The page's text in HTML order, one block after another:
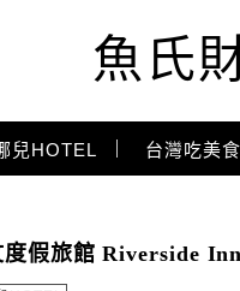
魚氏
兒HOTEL 台灣吃美
度假旅館 Riverside